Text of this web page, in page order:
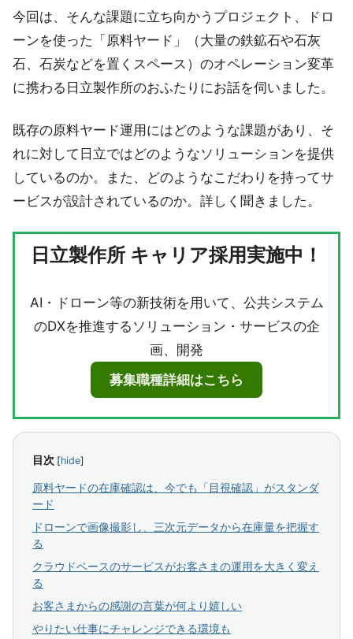
今回は、そんな課題に立ち向かうプロジェクト、ドロ
ーンを使った「原料ヤード」（大量の鉄鉱石や石灰
石、石炭などを置くスペース）のオペレーション変革
に携わる日立製作所のおふたりにお話を伺いました。
既存の原料ヤード運用にはどのような課題があり、そ
れに対して日立ではどのようなソリューションを提供
しているのか。また、どのようなこだわりを持ってサ
ービスが設計されているのか。詳しく聞きました。
日立製作所 キャリア採用実施中！
AI・ドローン等の新技術を用いて、公共システム
のDXを推進するソリューション・サービスの企
画、開発
募集職種詳細はこちら
目次 [hide]
原料ヤードの在庫確認は、今でも「目視確認」がスタンダ
ード
ドローンで画像撮影し、三次元データから在庫量を把握す
る
クラウドベースのサービスがお客さまの運用を大きく変え
る
お客さまからの感謝の言葉が何より嬉しい
やりたい仕事にチャレンジできる環境も